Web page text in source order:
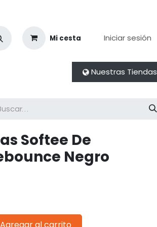
Mi cesta Iniciar sesión
Nuestras Tiendas
Softee De
Negro